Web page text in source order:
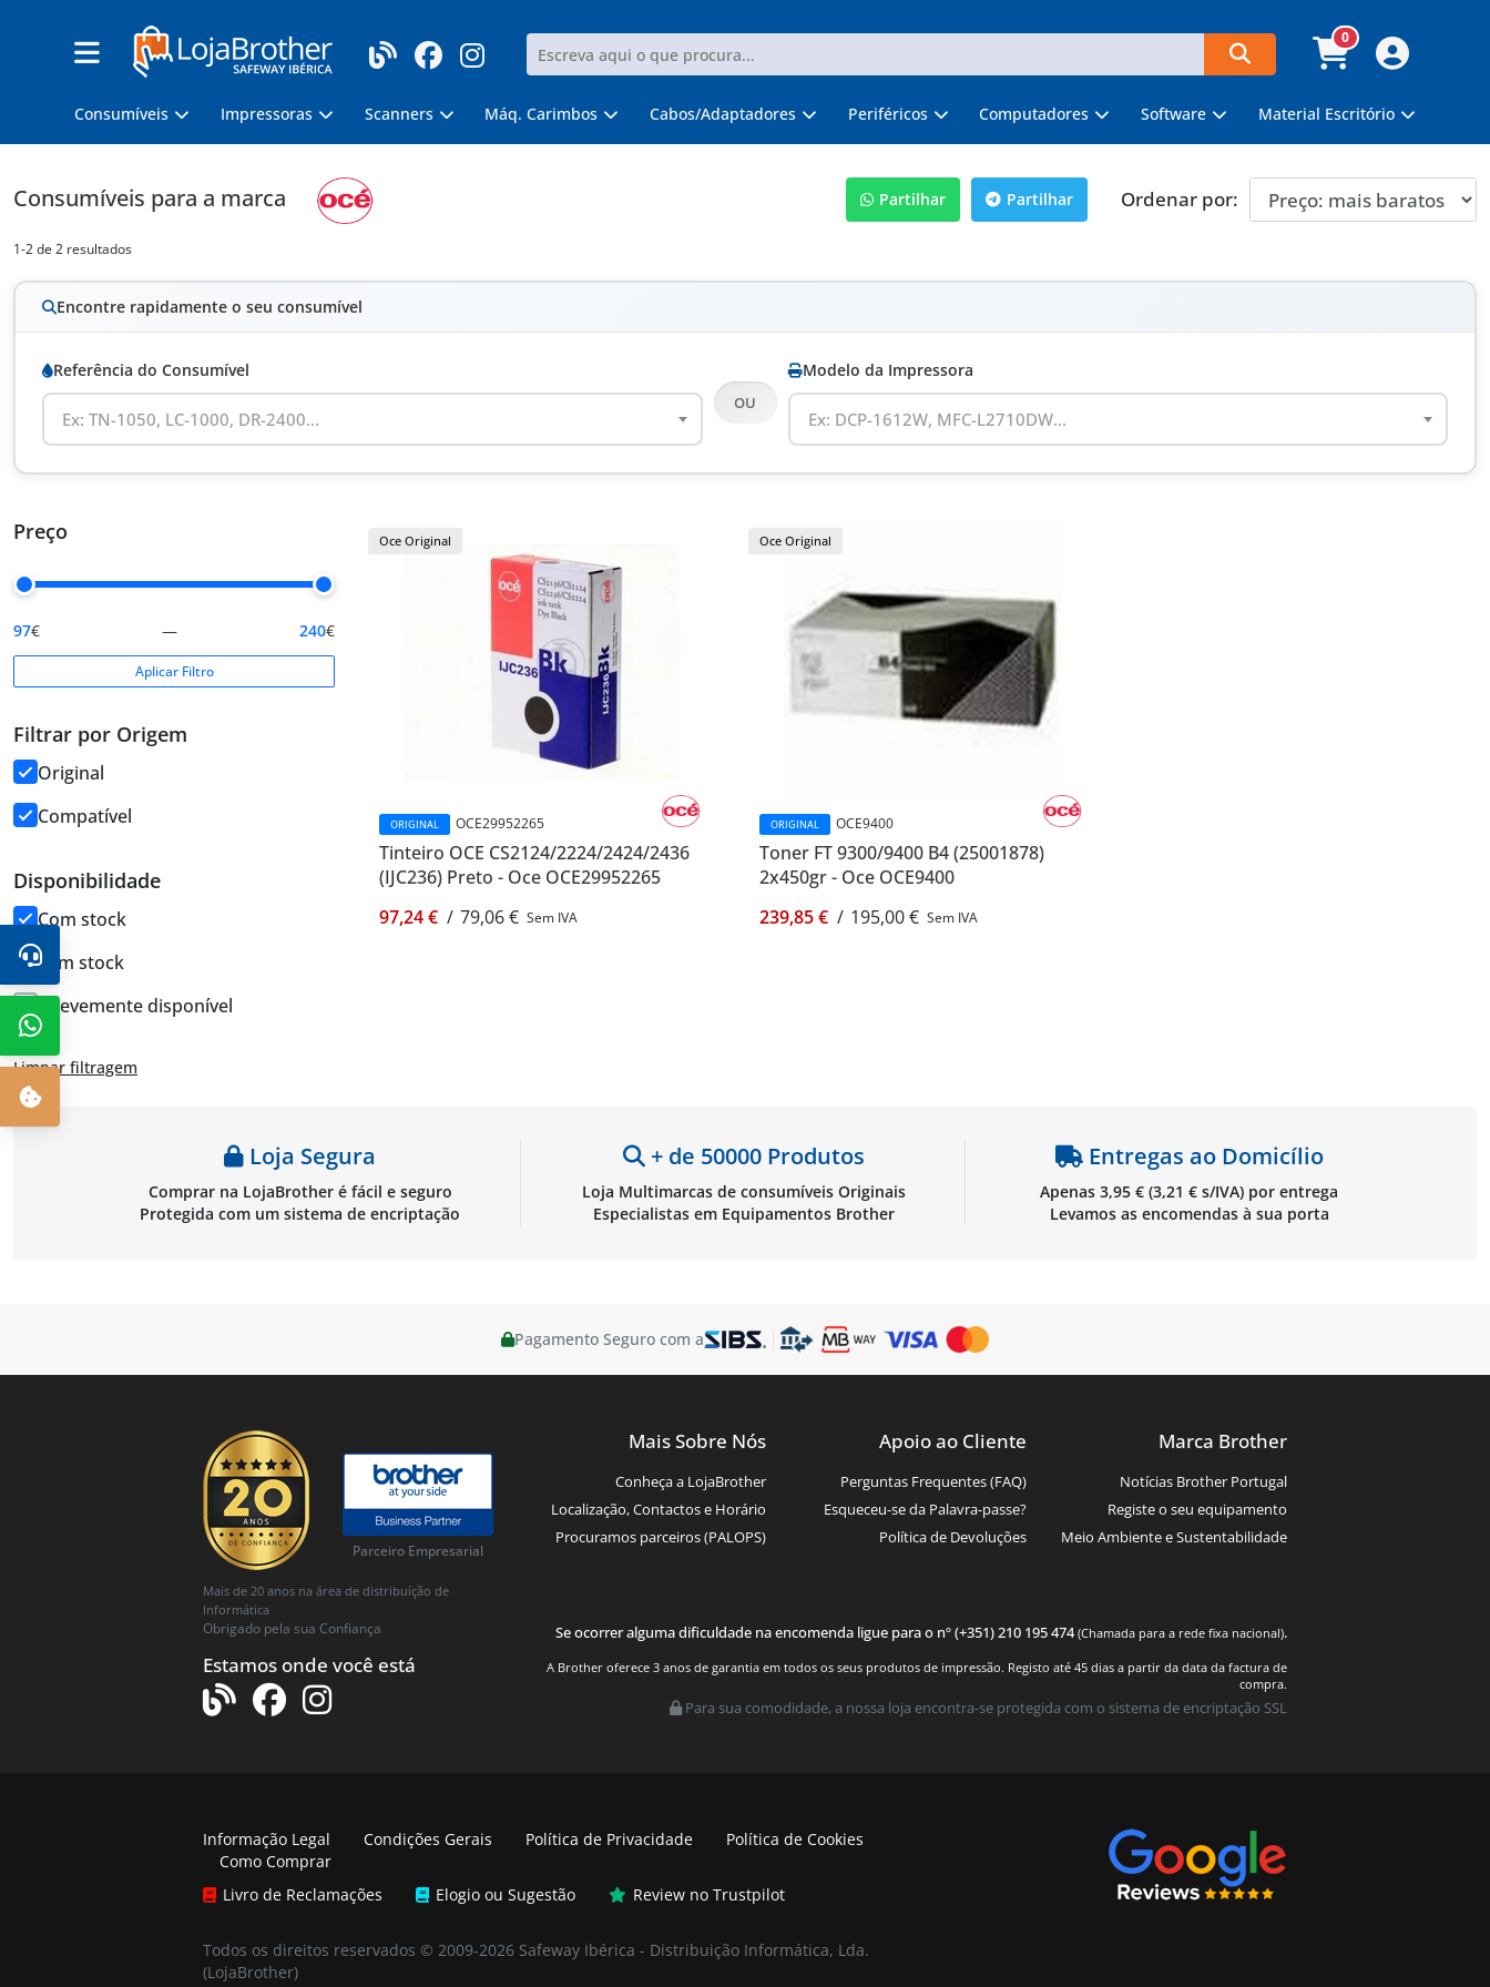
0
Consumíveis Impressoras Scanners Máq. Carimbos Cabos/Adaptadores Periféricos Computadores Software Material Escritório
Consumíveis para a marca
1-2 de 2 resultados
Partilhar Partilhar Ordenar por:
Encontre rapidamente o seu consumível
Referência do Consumível
Ex: TN-1050, LC-1000, DR-2400...
OU
Modelo da Impressora
Ex: DCP-1612W, MFC-L2710DW...
Preço
97€ — 240€
Aplicar Filtro
Filtrar por Origem
Original
Compatível
Disponibilidade
Com stock
Sem stock
Brevemente disponível
Limpar filtragem
Oce Original
ORIGINAL OCE29952265
Tinteiro OCE CS2124/2224/2424/2436
(IJC236) Preto - Oce OCE29952265
97,24 € / 79,06 € Sem IVA
Oce Original
ORIGINAL OCE9400
Toner FT 9300/9400 B4 (25001878)
2x450gr - Oce OCE9400
239,85 € / 195,00 € Sem IVA
Loja Segura
Comprar na LojaBrother é fácil e seguro
Protegida com um sistema de encriptação
+ de 50000 Produtos
Loja Multimarcas de consumíveis Originais
Especialistas em Equipamentos Brother
Entregas ao Domicílio
Apenas 3,95 € (3,21 € s/IVA) por entrega
Levamos as encomendas à sua porta
Pagamento Seguro com a
Parceiro Empresarial
Mais de 20 anos na área de distribuíção de
Informática
Obrigado pela sua Confiança
Estamos onde você está
Mais Sobre Nós
Conheça a LojaBrother
Localização, Contactos e Horário
Procuramos parceiros (PALOPS)
Apoio ao Cliente
Perguntas Frequentes (FAQ)
Esqueceu-se da Palavra-passe?
Política de Devoluções
Marca Brother
Notícias Brother Portugal
Registe o seu equipamento
Meio Ambiente e Sustentabilidade
Se ocorrer alguma dificuldade na encomenda ligue para o nº (+351) 210 195 474(Chamada para a rede fixa nacional).
A Brother oferece 3 anos de garantia em todos os seus produtos de impressão. Registo até 45 dias a partir da data da factura de
compra.
Para sua comodidade, a nossa loja encontra-se protegida com o sistema de encriptação SSL
Informação Legal Condições Gerais Política de Privacidade
Política de Cookies
Como Comprar
Livro de Reclamações
Elogio ou Sugestão Review no Trustpilot
Todos os direitos reservados © 2009-2026 Safeway Ibérica - Distribuição Informática, Lda.
(LojaBrother)